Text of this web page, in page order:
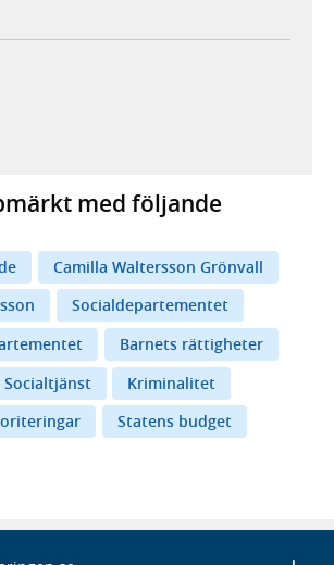
i ny flik, extern webbplats,
flik, extern webbplats,
i ny flik, extern webbplats,
din e-postklient,
med följande
Camilla Waltersson Grönvall
Socialdepartementet
Barnets rättigheter
Socialtjänst
Kriminalitet
Statens budget